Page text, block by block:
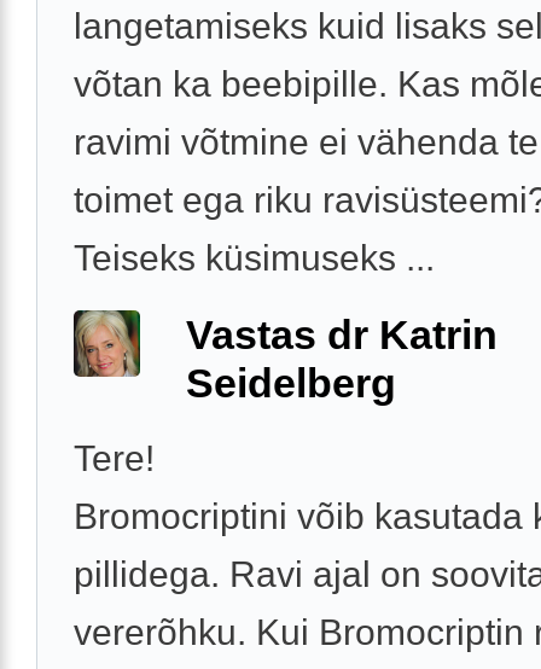
langetamiseks kuid lisaks
võtan ka beebipille. Kas
ravimi võtmine ei vähenda
toimet ega riku
Teiseks küsimuseks ...
Vastas dr Katrin
Seidelberg
Tere!
Bromocriptini võib kasutada
pillidega. Ravi ajal on
vererõhku. Kui Bromocriptin